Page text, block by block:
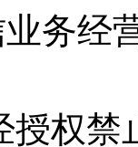
业务
授权